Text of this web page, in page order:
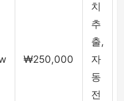
₩250,000
치
추
출,
자
동
전